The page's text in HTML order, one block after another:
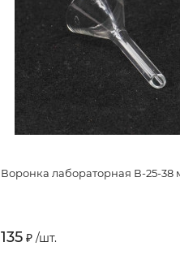
Воронка лабораторная В-25-38
135 ₽ /шт.